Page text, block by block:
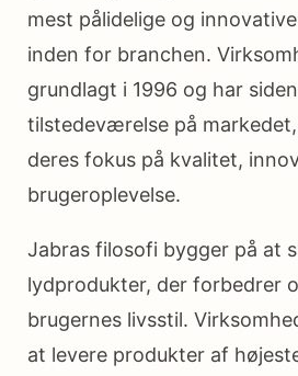
mest pålidelige og
inden for branchen.
grundlagt i 1996 og har
tilstedeværelse på
deres fokus på kvalitet,
brugeroplevelse.
Jabras filosofi bygger på at
lydprodukter, der forbedrer
brugernes livsstil.
at levere produkter af